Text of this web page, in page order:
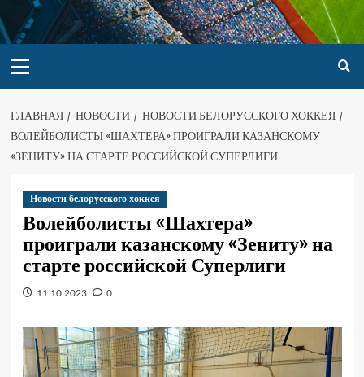
ГЛАВНАЯ НОВОСТИ
НОВОСТИ БЕЛОРУССКОГО ХОККЕЯ
ВОЛЕЙБОЛИСТЫ «ШАХТЕРА» ПРОИГРАЛИ КАЗАНСКОМУ
«ЗЕНИТУ» НА СТАРТЕ РОССИЙСКОЙ СУПЕРЛИГИ
Новости белорусского хоккея
Волейболисты «Шахтера»
проиграли казанскому «Зениту» на
старте российской Суперлиги
11.10.2023 0